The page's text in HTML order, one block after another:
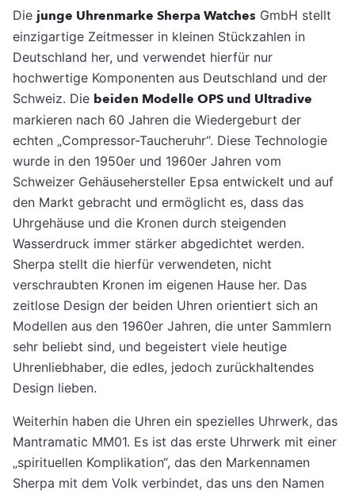
Die junge Uhrenmarke Sherpa Watches GmbH stellt
einzigartige Zeitmesser in kleinen Stückzahlen in
Deutschland her, und verwendet hierfür nur
hochwertige Komponenten aus Deutschland und der
Schweiz. Die beiden Modelle OPS und Ultradive
markieren nach 60 Jahren die Wiedergeburt der
echten „Compressor-Taucheruhr“. Diese Technologie
wurde in den 1950er und 1960er Jahren vom
Schweizer Gehäusehersteller Epsa entwickelt und auf
den Markt gebracht und ermöglicht es, dass das
Uhrgehäuse und die Kronen durch steigenden
Wasserdruck immer stärker abgedichtet werden.
Sherpa stellt die hierfür verwendeten, nicht
verschraubten Kronen im eigenen Hause her. Das
zeitlose Design der beiden Uhren orientiert sich an
Modellen aus den 1960er Jahren, die unter Sammlern
sehr beliebt sind, und begeistert viele heutige
Uhrenliebhaber, die edles, jedoch zurückhaltendes
Design lieben.
Weiterhin haben die Uhren ein spezielles Uhrwerk, das
Mantramatic MM01. Es ist das erste Uhrwerk mit einer
„spirituellen Komplikation“, das den Markennamen
Sherpa mit dem Volk verbindet, das uns den Namen